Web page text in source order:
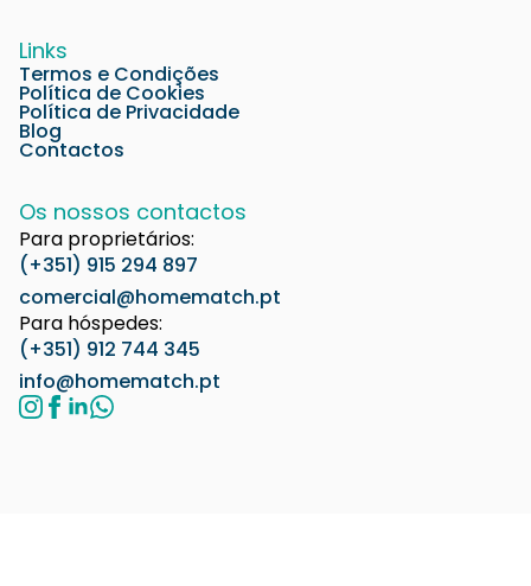
Links
Termos e Condições
Política de Cookies
Política de Privacidade
Blog
Contactos
Os nossos contactos
Para proprietários:
(+351) 915 294 897
comercial@homematch.pt
Para hóspedes:
(+351) 912 744 345
info@homematch.pt